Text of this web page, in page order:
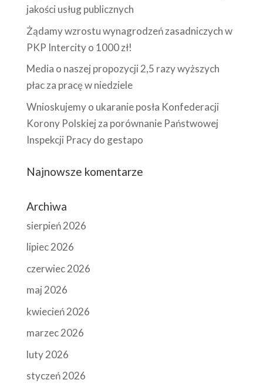
jakości usług publicznych
Żądamy wzrostu wynagrodzeń zasadniczych w
PKP Intercity o 1000 zł!
Media o naszej propozycji 2,5 razy wyższych
płac za pracę w niedziele
Wnioskujemy o ukaranie posła Konfederacji
Korony Polskiej za porównanie Państwowej
Inspekcji Pracy do gestapo
Najnowsze komentarze
Archiwa
sierpień 2026
lipiec 2026
czerwiec 2026
maj 2026
kwiecień 2026
marzec 2026
luty 2026
styczeń 2026